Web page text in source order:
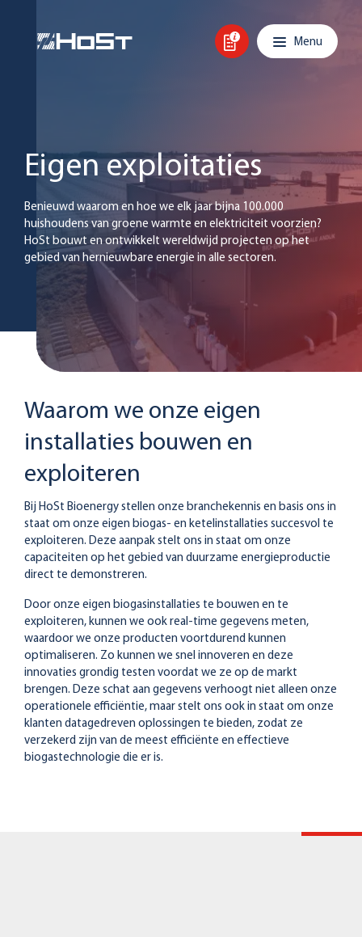
Hoofdnavigatie
Menu
Eigen exploitaties
Benieuwd waarom en hoe we elk jaar bijna 100.000
huishoudens van groene warmte en elektriciteit voorzien?
HoSt bouwt en ontwikkelt wereldwijd projecten op het
gebied van hernieuwbare energie in alle sectoren.
Waarom we onze eigen
installaties bouwen en
exploiteren
Bij HoSt Bioenergy stellen onze branchekennis en basis ons in
staat om onze eigen biogas- en ketelinstallaties succesvol te
exploiteren. Deze aanpak stelt ons in staat om onze
capaciteiten op het gebied van duurzame energieproductie
direct te demonstreren.
Door onze eigen biogasinstallaties te bouwen en te
exploiteren, kunnen we ook real-time gegevens meten,
waardoor we onze producten voortdurend kunnen
optimaliseren. Zo kunnen we snel innoveren en deze
innovaties grondig testen voordat we ze op de markt
brengen. Deze schat aan gegevens verhoogt niet alleen onze
operationele efficiëntie, maar stelt ons ook in staat om onze
klanten datagedreven oplossingen te bieden, zodat ze
verzekerd zijn van de meest efficiënte en effectieve
biogastechnologie die er is.